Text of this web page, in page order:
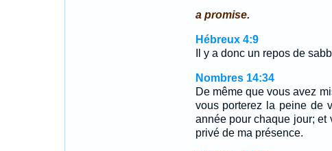
a promise.
Hébreux 4:9
Il y a donc un repos de
Nombres 14:34
De même que vous avez
vous porterez la peine de
année pour chaque jour; et
privé de ma présence.